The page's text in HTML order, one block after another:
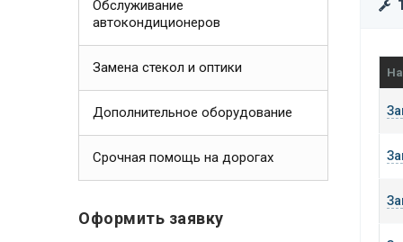
Обслуживание
автокондиционеров
Замена стекол и оптики
Дополнительное оборудование
Срочная помощь на дорогах
Оформить заявку